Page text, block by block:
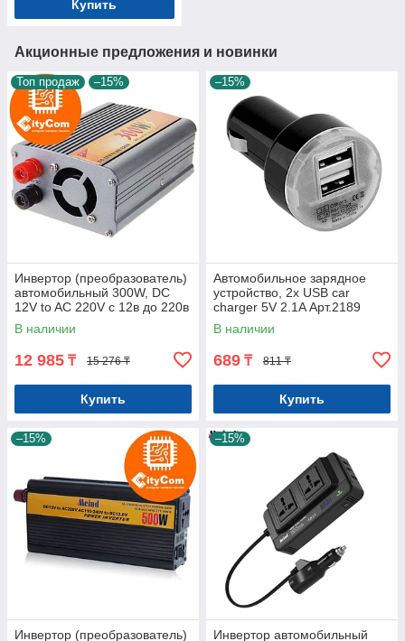
Купить
Акционные предложения и новинки
Топ продаж –15%
Инвертор (преобразователь)
автомобильный 300W, DC
12V to AC 220V с 12в до 220в
для питания различных
устройств
В наличии
12 985 ₸ 15 276 ₸
Купить
–15%
Автомобильное зарядное
устройство, 2x USB car
charger 5V 2.1A Арт.2189
В наличии
689 ₸ 811 ₸
Купить
–15%
Инвертор (преобразователь)
–15%
Инвертор автомобильный